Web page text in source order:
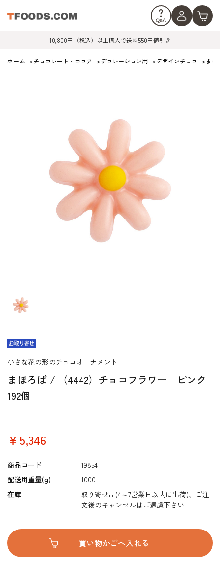
10,800円（税込）以上購入で送料550円値引き
ホーム >チョコレート・ココア >デコレーション用 >デザインチョコ >ま
まほろば / （4442）チョコフラワー ピンク
192個
小さな花の形のチョコオーナメント
￥5,346
商品コード
19854
配送用重量(g)
1000
在庫
取り寄せ品(4～7営業日以内に出荷)、ご注
文後のキャンセルはご遠慮下さい